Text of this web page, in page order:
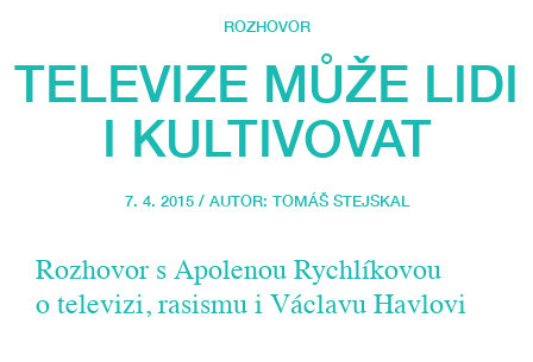
ROZHOVOR
TELEVIZE MŮŽE LIDI
I KULTIVOVAT
7. 4. 2015 / AUTOR: TOMÁŠ STEJSKAL
Rozhovor s Apolenou Rychlíkovou
o televizi, rasismu i Václavu Havlovi